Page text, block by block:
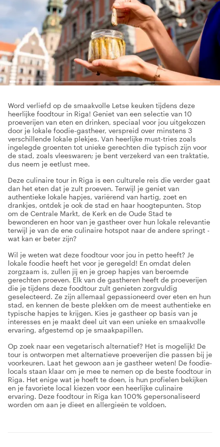
Word verliefd op de smaakvolle Letse keuken tijdens deze
heerlijke foodtour in Riga! Geniet van een selectie van 10
proeverijen van eten en drinken, speciaal voor jou uitgekozen
door je lokale foodie-gastheer, verspreid over minstens 3
verschillende lokale plekjes. Van heerlijke must-tries zoals
ingelegde groenten tot unieke gerechten die typisch zijn voor
de stad, zoals vleeswaren; je bent verzekerd van een traktatie,
dus neem je eetlust mee.
Deze culinaire tour in Riga is een culturele reis die verder gaat
dan het eten dat je zult proeven. Terwijl je geniet van
authentieke lokale hapjes, variërend van hartig, zoet en
drankjes, ontdek je ook de stad en haar hoogtepunten. Stop
om de Centrale Markt, de Kerk en de Oude Stad te
bewonderen en hoor van je gastheer over hun lokale relevantie
terwijl je van de ene culinaire hotspot naar de andere springt -
wat kan er beter zijn?
Wil je weten wat deze foodtour voor jou in petto heeft? Je
lokale foodie heeft het voor je geregeld! En omdat delen
zorgzaam is, zullen jij en je groep hapjes van beroemde
gerechten proeven. Elk van de gastheren heeft de proeverijen
die je tijdens deze foodtour zult genieten zorgvuldig
geselecteerd. Ze zijn allemaal gepassioneerd over eten en hun
stad, en kennen de beste plekken om de meest authentieke en
typische hapjes te krijgen. Kies je gastheer op basis van je
interesses en je maakt deel uit van een unieke en smaakvolle
ervaring, afgestemd op je smaakpapillen.
Op zoek naar een vegetarisch alternatief? Het is mogelijk! De
tour is ontworpen met alternatieve proeverijen die passen bij je
voorkeuren. Laat het gewoon aan je gastheer weten! De foodie-
locals staan klaar om je mee te nemen op de beste foodtour in
Riga. Het enige wat je hoeft te doen, is hun profielen bekijken
en je favoriete local kiezen voor een heerlijke culinaire
ervaring. Deze foodtour in Riga kan 100% gepersonaliseerd
worden om aan je dieet en allergieën te voldoen.